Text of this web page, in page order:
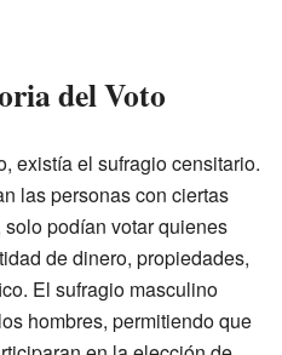
del Voto
existía el sufragio censitario.
las personas con ciertas
podían votar quienes
de dinero, propiedades,
El sufragio masculino
hombres, permitiendo que